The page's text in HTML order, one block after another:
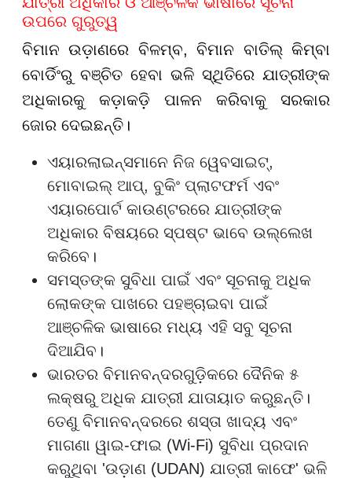
ଉପରେ ଗୁରୁତ୍ୱ
ବିମାନ ଉଡ଼ାଣରେ ବିଳମ୍ବ, ବିମାନ ବାତିଲ୍ କିମ୍ବା
ବୋର୍ଡିଂରୁ ବଞ୍ଚିତ ହେବା ଭଳି ସ୍ଥିତିରେ ଯାତ୍ରୀଙ୍କ
ଅଧିକାରକୁ କଡ଼ାକଡ଼ି ପାଳନ କରିବାକୁ ସରକାର
ଜୋର ଦେଇଛନ୍ତି।
ଏୟାରଲାଇନ୍ସମାନେ ନିଜ ୱେବସାଇଟ୍,
ମୋବାଇଲ୍ ଆପ୍, ବୁକିଂ ପ୍ଲାଟଫର୍ମ ଏବଂ
ଏୟାରପୋର୍ଟ କାଉଣ୍ଟରରେ ଯାତ୍ରୀଙ୍କ
ଅଧିକାର ବିଷୟରେ ସ୍ପଷ୍ଟ ଭାବେ ଉଲ୍ଲେଖ
କରିବେ।
ସମସ୍ତଙ୍କ ସୁବିଧା ପାଇଁ ଏବଂ ସୂଚନାକୁ ଅଧିକ
ଲୋକଙ୍କ ପାଖରେ ପହଞ୍ଚାଇବା ପାଇଁ
ଆଞ୍ଚଳିକ ଭାଷାରେ ମଧ୍ୟ ଏହି ସବୁ ସୂଚନା
ଦିଆଯିବ।
ଭାରତର ବିମାନବନ୍ଦରଗୁଡ଼ିକରେ ଦୈନିକ ୫
ଲକ୍ଷରୁ ଅଧିକ ଯାତ୍ରୀ ଯାତାୟାତ କରୁଛନ୍ତି।
ତେଣୁ ବିମାନବନ୍ଦରରେ ଶସ୍ତା ଖାଦ୍ୟ ଏବଂ
ମାଗଣା ୱାଇ-ଫାଇ (Wi-Fi) ସୁବିଧା ପ୍ରଦାନ
କରୁଥିବା 'ଉଡ଼ାଣ (UDAN) ଯାତ୍ରୀ କାଫେ' ଭଳି